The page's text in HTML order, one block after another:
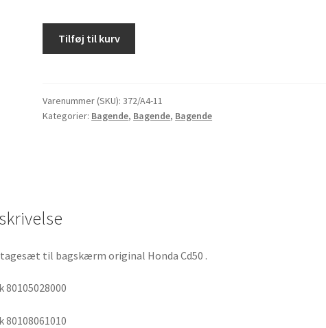
Cd50.
antal
Tilføj til kurv
Varenummer (SKU):372/A4-11
Kategorier: Bagende, Bagende, Bagende
til bagskærm original Honda Cd50 .
80105028000
80108061010